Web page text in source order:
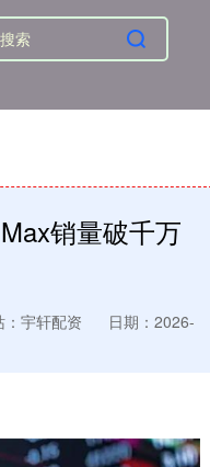
销量破千万
：宇轩配资
日期：2026-